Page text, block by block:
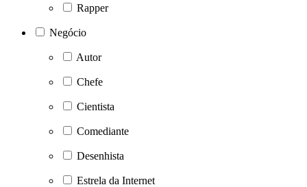
Rapper
Negócio
Autor
Chefe
Cientista
Comediante
Desenhista
Estrela da Internet